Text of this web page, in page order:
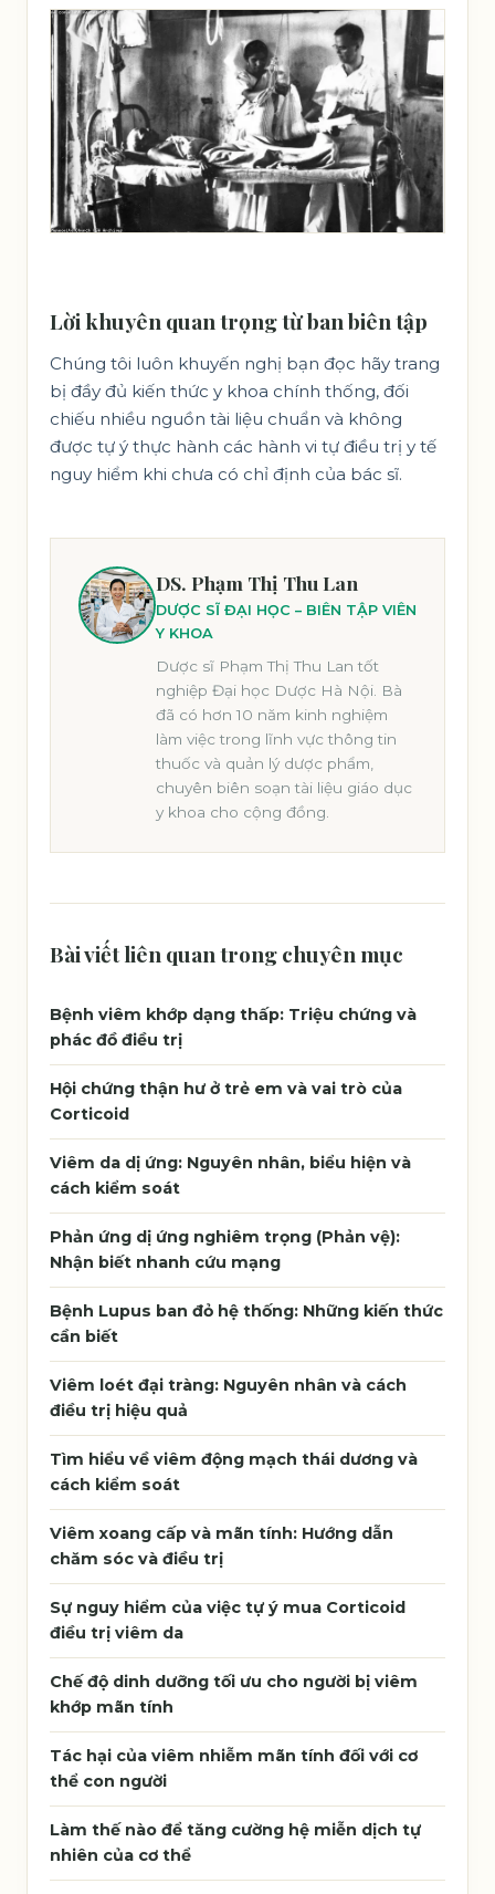
Lời khuyên quan trọng từ ban biên tập
Chúng tôi luôn khuyến nghị bạn đọc hãy trang
bị đầy đủ kiến thức y khoa chính thống, đối
chiếu nhiều nguồn tài liệu chuẩn và không
được tự ý thực hành các hành vi tự điều trị y tế
nguy hiểm khi chưa có chỉ định của bác sĩ.
DS. Phạm Thị Thu Lan
DƯỢC SĨ ĐẠI HỌC – BIÊN TẬP VIÊN
Y KHOA
Dược sĩ Phạm Thị Thu Lan tốt
nghiệp Đại học Dược Hà Nội. Bà
đã có hơn 10 năm kinh nghiệm
làm việc trong lĩnh vực thông tin
thuốc và quản lý dược phẩm,
chuyên biên soạn tài liệu giáo dục
y khoa cho cộng đồng.
Bài viết liên quan trong chuyên mục
Bệnh viêm khớp dạng thấp: Triệu chứng và
phác đồ điều trị
Hội chứng thận hư ở trẻ em và vai trò của
Corticoid
Viêm da dị ứng: Nguyên nhân, biểu hiện và
cách kiểm soát
Phản ứng dị ứng nghiêm trọng (Phản vệ):
Nhận biết nhanh cứu mạng
Bệnh Lupus ban đỏ hệ thống: Những kiến thức
cần biết
Viêm loét đại tràng: Nguyên nhân và cách
điều trị hiệu quả
Tìm hiểu về viêm động mạch thái dương và
cách kiểm soát
Viêm xoang cấp và mãn tính: Hướng dẫn
chăm sóc và điều trị
Sự nguy hiểm của việc tự ý mua Corticoid
điều trị viêm da
Chế độ dinh dưỡng tối ưu cho người bị viêm
khớp mãn tính
Tác hại của viêm nhiễm mãn tính đối với cơ
thể con người
Làm thế nào để tăng cường hệ miễn dịch tự
nhiên của cơ thể